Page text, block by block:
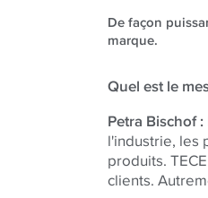
De façon
marque.
Quel est le
Petra Bischof :
l'industrie, les
produits.
clients.